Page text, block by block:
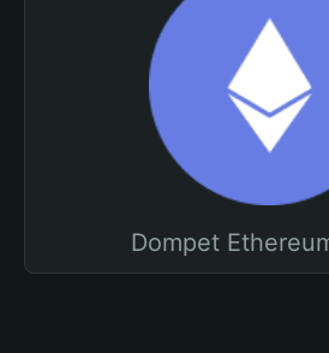
Dompet